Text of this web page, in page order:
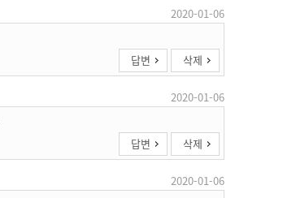
2020-01-06
답변 삭제
2020-01-06
답변 삭제
2020-01-06